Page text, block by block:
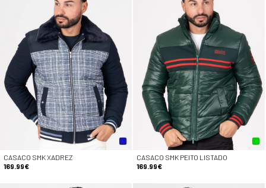
CASACO SMK XADREZ
169.99€
CASACO SMK PEITO LISTADO
169.99€